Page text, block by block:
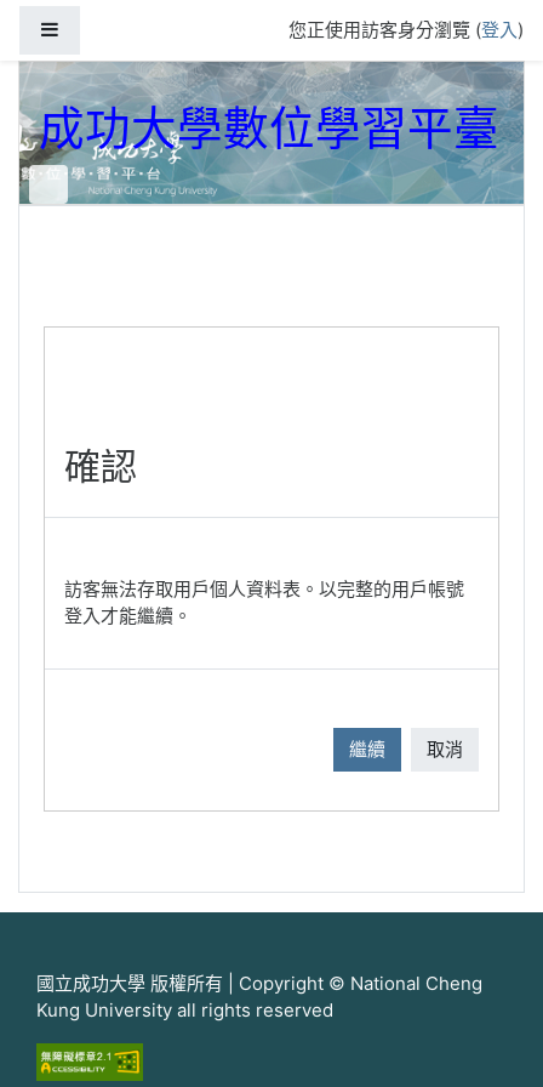
您正使用訪客身分瀏覽 (登入)
成功大學數位學習平臺
確認
訪客無法存取用戶個人資料表。以完整的用戶帳號
登入才能繼續。
繼續 取消
國立成功大學 版權所有 | Copyright © National Cheng
Kung University all rights reserved